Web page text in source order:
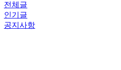
전체글
인기글
공지사항